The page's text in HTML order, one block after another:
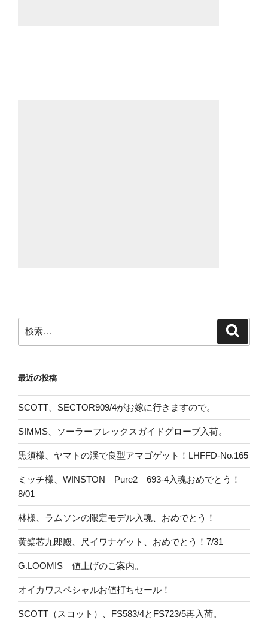
検
索:
最近の投稿
SCOTT、SECTOR909/4がお嫁に行きますので。
SIMMS、ソーラーフレックスガイドグローブ入荷。
黒須様、ヤマトの渓で良型アマゴゲット！LHFFD-No.165
ミッチ様、WINSTON Pure2 693-4入魂おめでとう！
8/01
林様、ラムソンの限定モデル入魂、おめでとう！
黄檗芯九郎殿、尺イワナゲット、おめでとう！7/31
G.LOOMIS 値上げのご案内。
オイカワスペシャルお値打ちセール！
SCOTT（スコット）、FS583/4とFS723/5再入荷。